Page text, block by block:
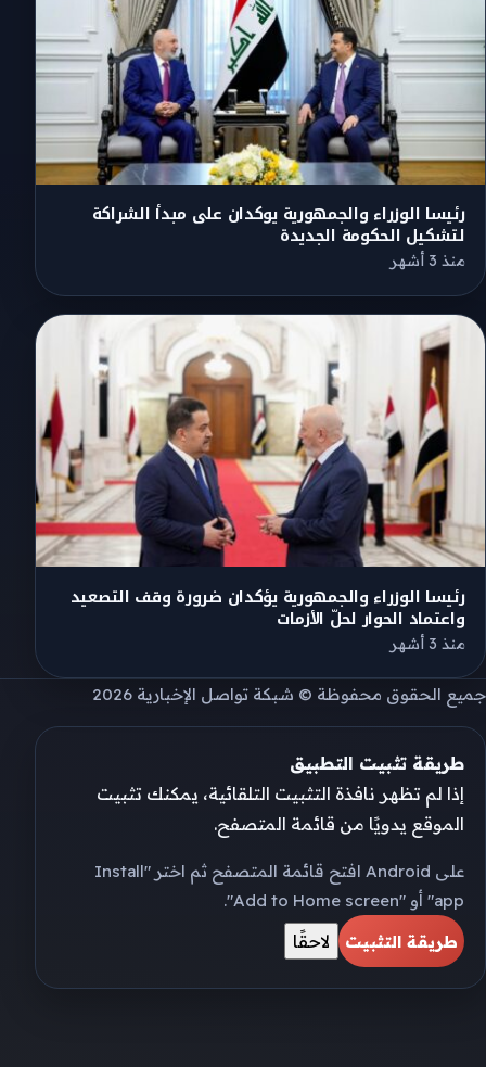
رئيسا الوزراء والجمهورية يوكدان على مبدأ الشراكة
لتشكيل الحكومة الجديدة
منذ 3 أشهر
رئيسا الوزراء والجمهورية يؤكدان ضرورة وقف التصعيد
واعتماد الحوار لحلّ الأزمات
منذ 3 أشهر
جميع الحقوق محفوظة © شبكة تواصل الإخبارية 2026
طريقة تثبيت التطبيق
إذا لم تظهر نافذة التثبيت التلقائية، يمكنك تثبيت
الموقع يدويًا من قائمة المتصفح.
على Android افتح قائمة المتصفح ثم اختر "Install
app" أو "Add to Home screen".
طريقة التثبيت
لاحقًا